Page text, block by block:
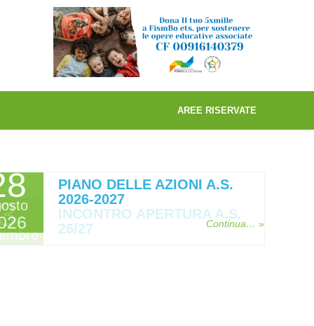
AREE RISERVATE
INCONTRO APERTURA A.S.
26/27
2026-2027
Continua…